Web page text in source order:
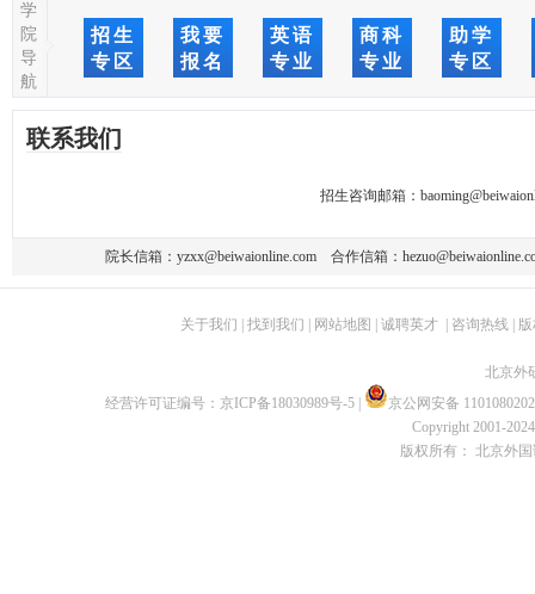
学
院
导
航
招生
专区
我要
报名
英语
专业
商科
专业
助学
专区
联系我们
招生咨询邮箱：
院长信箱： yzxx@beiwaionline.com 合作信箱：
关于我们 找到我们 网站地图 诚聘英才| 咨询热线|
北京外
经营许可证编号： 京ICP备18030989号-5
京公网安备
Copyright 2001-
版权所有： 北京外